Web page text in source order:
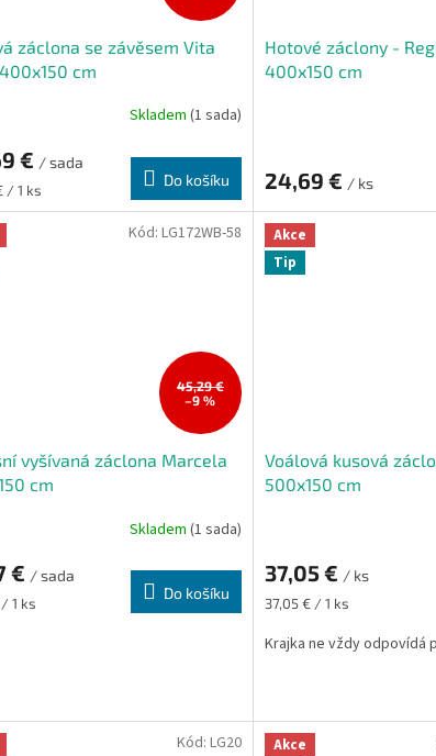
záclona se závěsem Vita
cm
Skladem (1 sada)
€ / sada
/ 1 ks
Do košíku
Hotové záclony -
400x150 cm
24,69 € / ks
45,29 €
–9 %
vyšívaná záclona Marcela
cm
Skladem (1 sada)
€ / sada
/ 1 ks
Do košíku
Kód: LG172WB-58
Akce
Tip
Voálová kusová
500x150 cm
produktu
je
5,0
z
37,05 € / ks
Měrná
37,05 € / 1 ks
Krajka ne vždy odpovídá
Kód: LG20
Akce